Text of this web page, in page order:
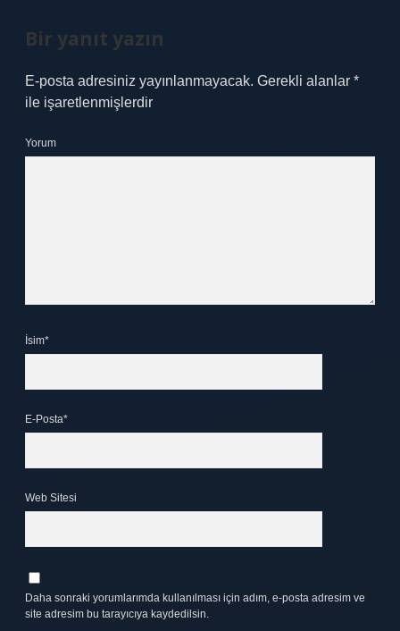
Bir yanıt yazın
E-posta adresiniz yayınlanmayacak. Gerekli alanlar *
ile işaretlenmişlerdir
Yorum
İsim*
E-Posta*
Web Sitesi
Daha sonraki yorumlarımda kullanılması için adım, e-posta adresim ve
site adresim bu tarayıcıya kaydedilsin.